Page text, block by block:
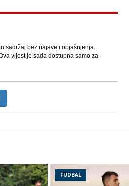
sadržaj bez najave i objašnjenja.
vijest je sada dostupna samo za
FUDBAL